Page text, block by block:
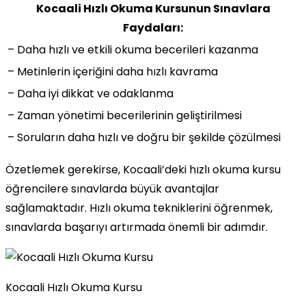
Kocaali Hızlı Okuma Kursunun Sınavlara
Faydaları:
– Daha hızlı ve etkili okuma becerileri kazanma
– Metinlerin içeriğini daha hızlı kavrama
– Daha iyi dikkat ve odaklanma
– Zaman yönetimi becerilerinin geliştirilmesi
– Soruların daha hızlı ve doğru bir şekilde çözülmesi
Özetlemek gerekirse, Kocaali’deki hızlı okuma kursu
öğrencilere sınavlarda büyük avantajlar
sağlamaktadır. Hızlı okuma tekniklerini öğrenmek,
sınavlarda başarıyı artırmada önemli bir adımdır.
Kocaali Hızlı Okuma Kursu